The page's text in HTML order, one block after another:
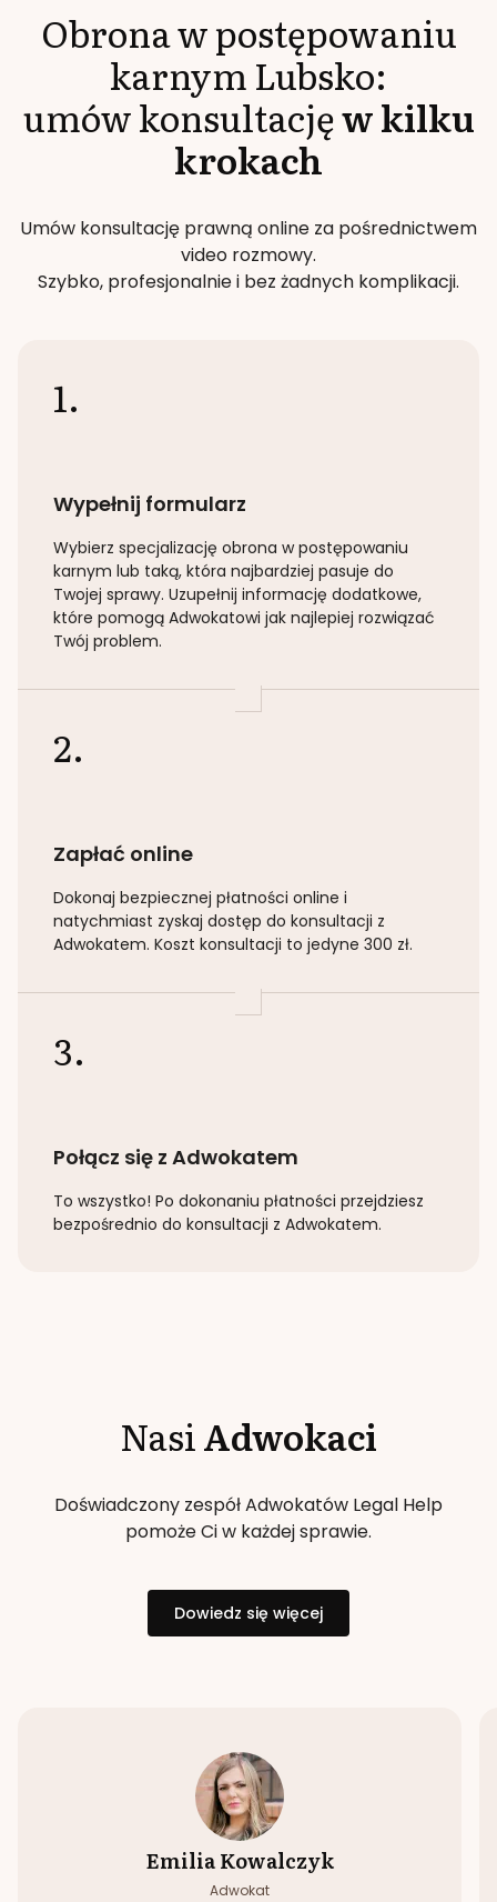
Obrona w postępowaniu
karnymLubsko:
umów konsultacjęw kilku
krokach
Umów konsultację prawną online za pośrednictwem
video rozmowy.
Szybko, profesjonalnie i bez żadnych komplikacji.
1.
Wypełnij formularz
Wybierz specjalizację obrona w postępowaniu
karnym lub taką, która najbardziej pasuje do
Twojej sprawy. Uzupełnij informację dodatkowe,
które pomogą Adwokatowi jak najlepiej rozwiązać
Twój problem.
2.
Zapłać online
Dokonaj bezpiecznej płatności online i
natychmiast zyskaj dostęp do konsultacji z
Adwokatem. Koszt konsultacji to jedyne 300 zł.
3.
Połącz się z Adwokatem
To wszystko! Po dokonaniu płatności przejdziesz
bezpośrednio do konsultacji z Adwokatem.
NasiAdwokaci
Doświadczony zespół Adwokatów Legal Help
pomoże Ci w każdej sprawie.
Dowiedz się więcej
Emilia Kowalczyk
Adwokat